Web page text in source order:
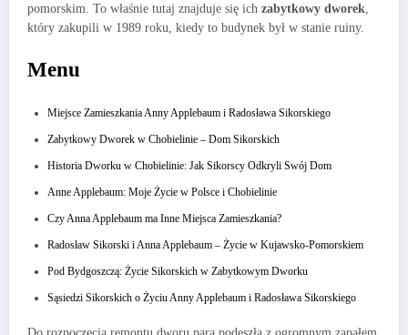
pomorskim. To właśnie tutaj znajduje się ich zabytkowy dworek
który zakupili w 1989 roku, kiedy to budynek był w stanie ruiny.
Menu
Miejsce Zamieszkania Anny Applebaum i Radosława Sikorskiego
Zabytkowy Dworek w Chobielinie – Dom Sikorskich
Historia Dworku w Chobielinie: Jak Sikorscy Odkryli Swój Dom
Anne Applebaum: Moje Życie w Polsce i Chobielinie
Czy Anna Applebaum ma Inne Miejsca Zamieszkania?
Radosław Sikorski i Anna Applebaum – Życie w Kujawsko-Pomorskiem
Pod Bydgoszczą: Życie Sikorskich w Zabytkowym Dworku
Sąsiedzi Sikorskich o Życiu Anny Applebaum i Radosława Sikorskiego